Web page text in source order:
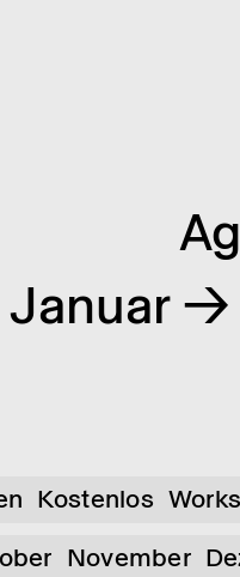
Januar →
Kostenlos
November